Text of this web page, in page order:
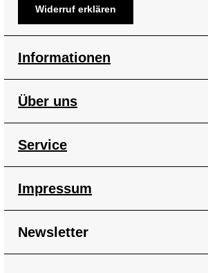
Widerruf erklären
Informationen
Über uns
Service
Impressum
Newsletter